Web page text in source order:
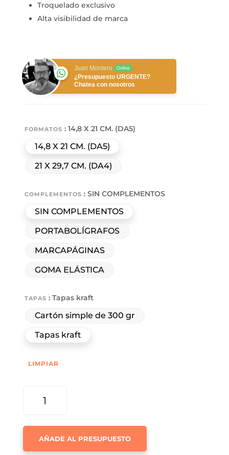
Troquelado exclusivo
Alta visibilidad de marca
Juan Montero Online
¿Presupuesto URGENTE?
Chatea con nosotros
FORMATOS : 14,8 X 21 CM. (DA5)
14,8 X 21 CM. (DA5)
21 X 29,7 CM. (DA4)
COMPLEMENTOS : SIN COMPLEMENTOS
SIN COMPLEMENTOS
PORTABOLÍGRAFOS
MARCAPÁGINAS
GOMA ELÁSTICA
TAPAS : Tapas kraft
Cartón simple de 300 gr
Tapas kraft
LIMPIAR
TROQUELADA
CREATIVA
CANTIDAD
AÑADE AL PRESUPUESTO